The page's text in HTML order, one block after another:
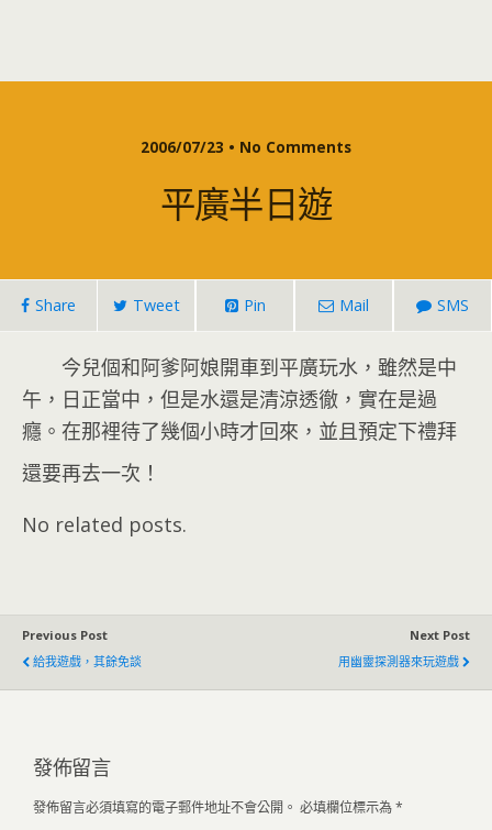
2006/07/23 • No Comments
平廣半日遊
Share Tweet Pin Mail SMS
今兒個和阿爹阿娘開車到平廣玩水，雖然是中
午，日正當中，但是水還是清涼透徹，實在是過
癮。在那裡待了幾個小時才回來，並且預定下禮拜
還要再去一次！
No related posts.
Previous Post
給我遊戲，其餘免談
Next Post
用幽靈探測器來玩遊戲
發佈留言
發佈留言必須填寫的電子郵件地址不會公開。 必填欄位標示為*